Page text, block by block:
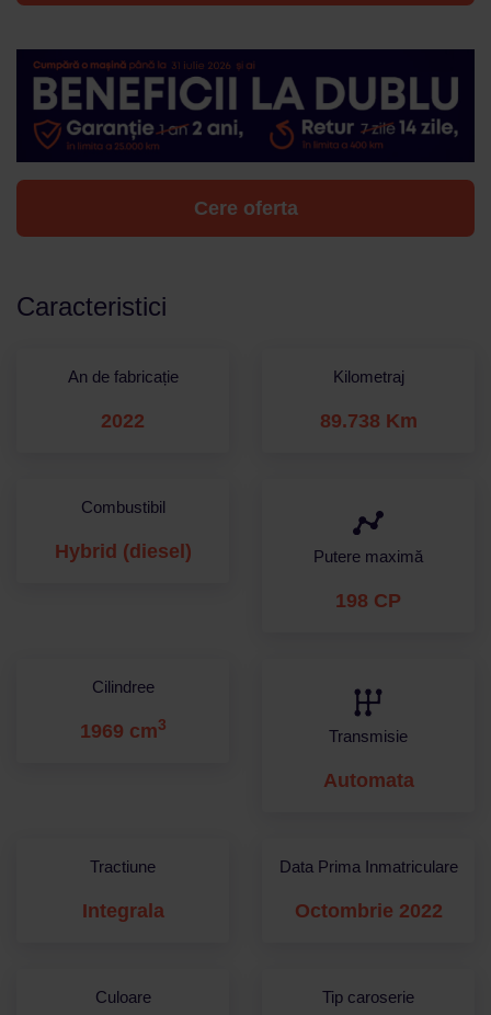
Cere oferta
Caracteristici
An de fabricație
2022
Kilometraj
89.738 Km
Combustibil
Hybrid (diesel) Putere maximă
198 CP
Cilindree
1969 cm3
Transmisie
Automata
Tractiune
Integrala
Data Prima Inmatriculare
Octombrie 2022
Culoare Tip caroserie